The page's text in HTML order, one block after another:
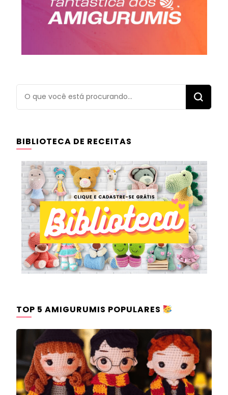
Procurando
algo?
BIBLIOTECA DE RECEITAS
TOP 5 AMIGURUMIS POPULARES